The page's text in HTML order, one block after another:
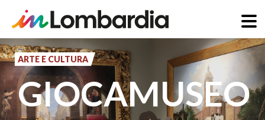
Salta
al
contenuto
principale
ARTE E CULTURA
GIOCAMUSEO